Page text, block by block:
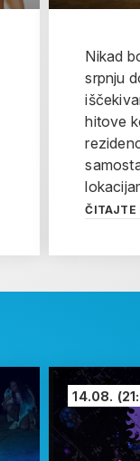
Nikad
srpnju
hitove
ČITAJTE
14.08.